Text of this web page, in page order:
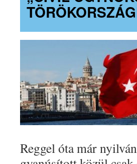
Reggel óta már